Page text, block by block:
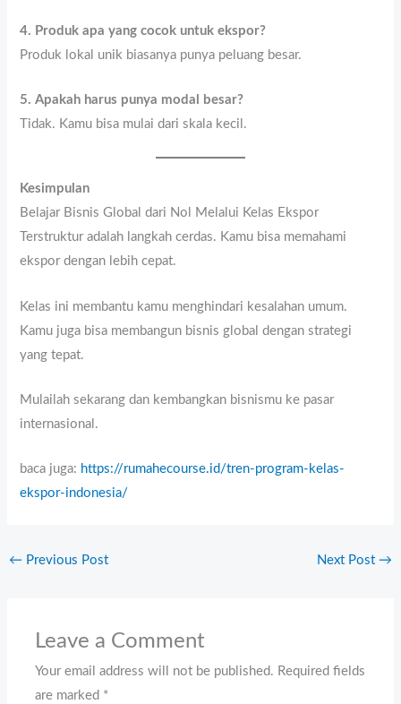
4. Produk apa yang cocok untuk ekspor?
Produk lokal unik biasanya punya peluang besar.
5. Apakah harus punya modal besar?
Tidak. Kamu bisa mulai dari skala kecil.
Kesimpulan
Belajar Bisnis Global dari Nol Melalui Kelas Ekspor
Terstruktur adalah langkah cerdas. Kamu bisa memahami
ekspor dengan lebih cepat.
Kelas ini membantu kamu menghindari kesalahan umum.
Kamu juga bisa membangun bisnis global dengan strategi
yang tepat.
Mulailah sekarang dan kembangkan bisnismu ke pasar
internasional.
baca juga: https://rumahecourse.id/tren-program-kelas-
ekspor-indonesia/
← Previous Post Next Post →
Leave a Comment
Your email address will not be published. Required fields
are marked *